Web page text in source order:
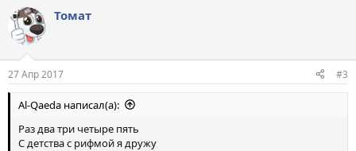
Томат
27 Апр 2017 #3
Al-Qaeda написал(а):
Раз два три четыре пять
С детства с рифмой я дружу